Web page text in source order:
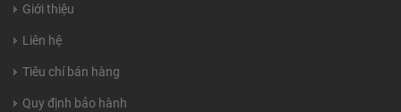
Giới thiệu
Liên hệ
Tiêu chí bán hàng
Quy định bảo hành